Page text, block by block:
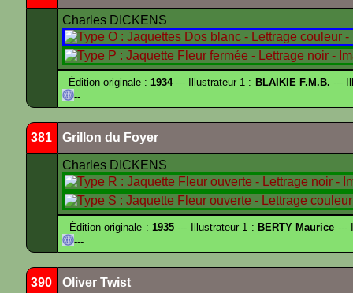
Charles DICKENS
Édition originale :1934--- Illustrateur 1 : BLAIKIE F.M.B. ---
--
381 Grillon du Foyer
Charles DICKENS
Édition originale : 1935--- Illustrateur 1 : BERTY Maurice ---
---
390 Oliver Twist